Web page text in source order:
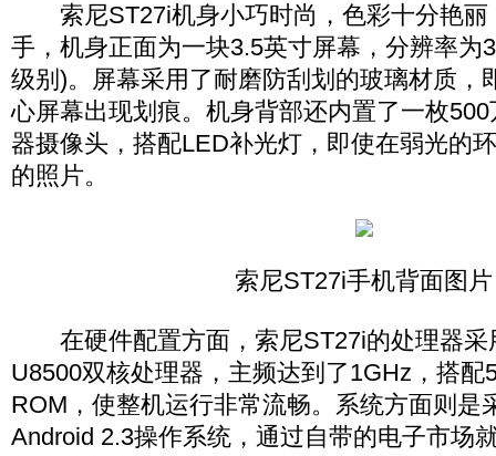
索尼ST27i机身小巧时尚，色彩十分艳丽
手，机身正面为一块3.5英寸屏幕，分辨率为
级别)。屏幕采用了耐磨防刮划的玻璃材质，
心屏幕出现划痕。机身背部还内置了一枚
器摄像头，搭配LED补光灯，即使在弱光的
的照片。
索尼ST27i手机背面图片
在硬件配置方面，索尼ST27i的处理器采
U8500双核处理器，主频达到了1GHz，搭配
ROM，使整机运行非常流畅。系统方面则是
Android 2.3操作系统，通过自带的电子市场